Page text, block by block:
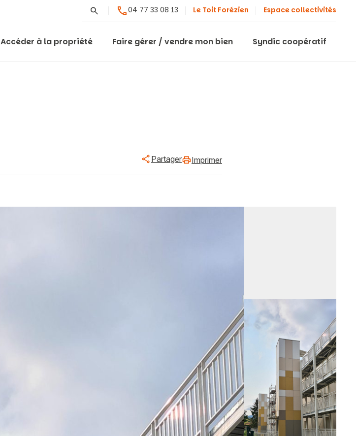
Rechercher04 77 33 08 13 Le Toit Forézien Espace collectivités
Accéder à la propriété Faire gérer / vendre mon bien Syndic coopératif
Partager Imprimer